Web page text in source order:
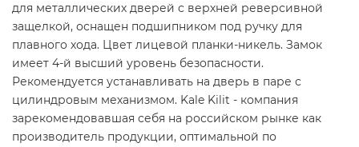
для металлических дверей с верхней реверсивной
защелкой, оснащен подшипником под ручку для
плавного хода. Цвет лицевой планки-никель. Замок
имеет 4-й высший уровень безопасности.
Рекомендуется устанавливать на дверь в паре с
цилиндровым механизмом. Kale Kilit - компания
зарекомендовавшая себя на российском рынке как
производитель продукции, оптимальной по